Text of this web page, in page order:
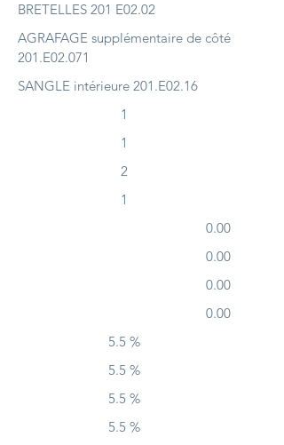
BRETELLES 201 E02.02
AGRAFAGE supplémentaire de côté
201.E02.071
SANGLE intérieure 201.E02.16
1
1
2
1
0.00
0.00
0.00
0.00
5.5 %
5.5 %
5.5 %
5.5 %